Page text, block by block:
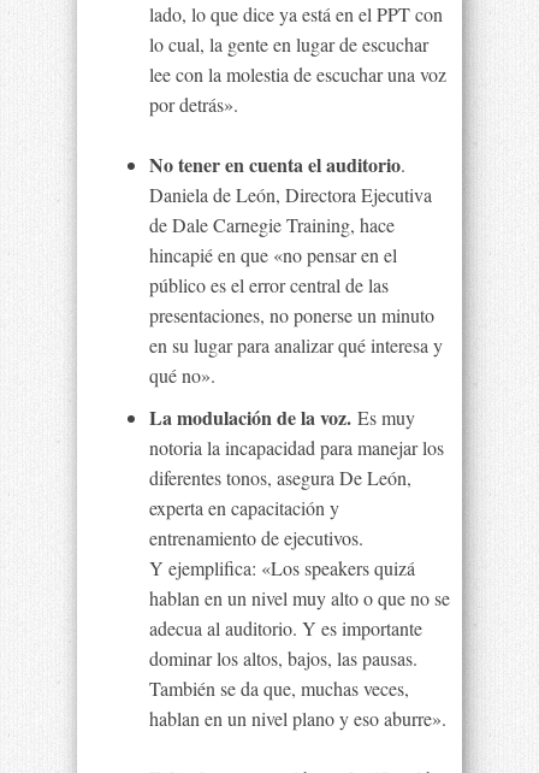
lado, lo que dice ya está en el PPT con
lo cual, la gente en lugar de escuchar
lee con la molestia de escuchar una voz
por detrás».
No tener en cuenta el auditorio.
Daniela de León, Directora Ejecutiva
de Dale Carnegie Training, hace
hincapié en que «no pensar en el
público es el error central de las
presentaciones, no ponerse un minuto
en su lugar para analizar qué interesa y
qué no».
La modulación de la voz. Es muy
notoria la incapacidad para manejar los
diferentes tonos, asegura De León,
experta en capacitación y
entrenamiento de ejecutivos.
Y ejemplifica: «Los speakers quizá
hablan en un nivel muy alto o que no se
adecua al auditorio. Y es importante
dominar los altos, bajos, las pausas.
También se da que, muchas veces,
hablan en un nivel plano y eso aburre».